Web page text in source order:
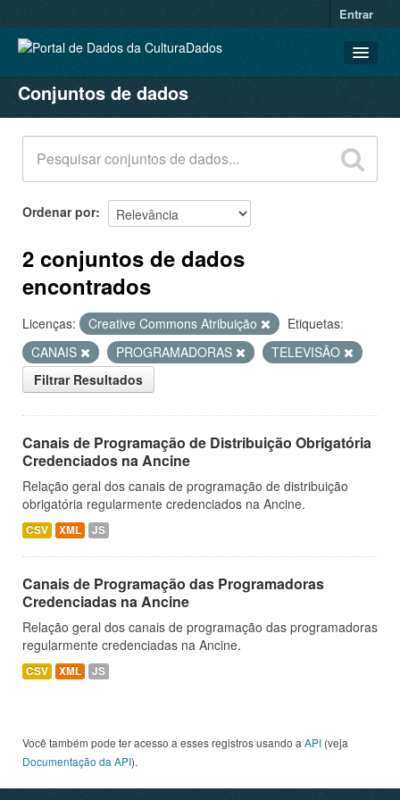
Entrar
CONJUNTOS DE DADOS
ORGANIZAÇÕES
GRUPOS
SOBRE
Conjuntos de dados
Ordenar por
2 conjuntos de dados
encontrados
Licenças: Creative Commons Atribuição
Etiquetas:
CANAIS
PROGRAMADORAS
TELEVISÃO
Filtrar Resultados
Canais de Programação de Distribuição Obrigatória
Credenciados na Ancine
Relação geral dos canais de programação de distribuição
obrigatória regularmente credenciados na Ancine.
CSV XML JS
Canais de Programação das Programadoras
Credenciadas na Ancine
Relação geral dos canais de programação das programadoras
regularmente credenciadas na Ancine.
CSV XML JS
Você também pode ter acesso a esses registros usando a API (veja
Documentação da API).